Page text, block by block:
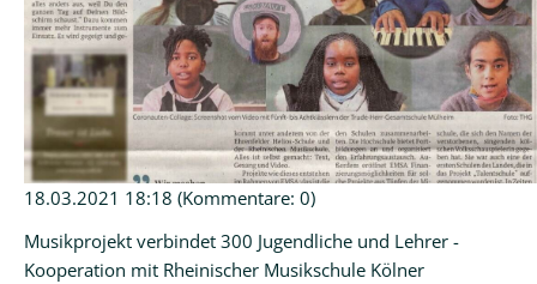
18.03.2021 18:18 (Kommentare: 0)
Musikprojekt verbindet 300 Jugendliche und Lehrer -
Kooperation mit Rheinischer Musikschule Kölner